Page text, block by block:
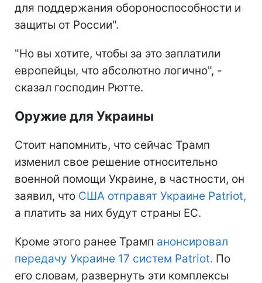
для поддержания обороноспособности и
защиты от России".
"Но вы хотите, чтобы за это заплатили
европейцы, что абсолютно логично", -
сказал господин Рютте.
Оружие для Украины
Стоит напомнить, что сейчас Трамп
изменил свое решение относительно
военной помощи Украине, в частности, он
заявил, что США отправят Украине Patriot,
а платить за них будут страны ЕС.
Кроме этого ранее Трамп анонсировал
передачу Украине 17 систем Patriot. По
его словам, развернуть эти комплексы